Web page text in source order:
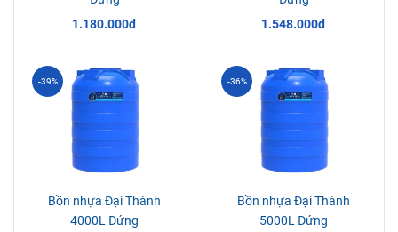
1.180.000đ
1.548.000đ
Bồn nhựa Đại Thành
4000L Đứng
-39%
Bồn nhựa Đại Thành
5000L Đứng
-36%